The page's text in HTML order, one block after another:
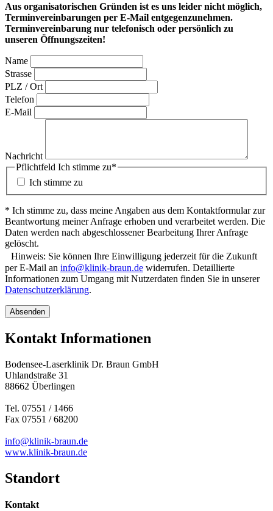
Aus organisatorischen Gründen ist es uns leider nicht möglich,
Terminvereinbarungen per E-Mail entgegenzunehmen.
Terminvereinbarung nur telefonisch oder persönlich zu
unseren Öffnungszeiten!
Name
Strasse
PLZ / Ort
Telefon
E-Mail
Nachricht
Pflichtfeld Ich stimme zu*
Ich stimme zu
* Ich stimme zu, dass meine Angaben aus dem Kontaktformular zur
Beantwortung meiner Anfrage erhoben und verarbeitet werden. Die
Daten werden nach abgeschlossener Bearbeitung Ihrer Anfrage
gelöscht.
Hinweis: Sie können Ihre Einwilligung jederzeit für die Zukunft
per E-Mail an info@klinik-braun.de widerrufen. Detaillierte
Informationen zum Umgang mit Nutzerdaten finden Sie in unserer
Datenschutzerklärung.
Absenden
Kontakt Informationen
Bodensee-Laserklinik Dr. Braun GmbH
Uhlandstraße 31
88662 Überlingen
Tel. 07551 / 1466
Fax 07551 / 68200
info@klinik-braun.de
www.klinik-braun.de
Standort
Kontakt